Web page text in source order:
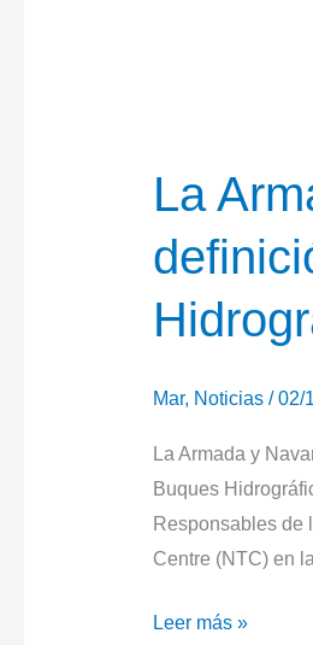
La
Mar, Noticias/02/
La Armada y
Buques
Responsables de
Centre (NTC) en
La
Leer más »